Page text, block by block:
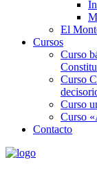
El
Cursos
Curso
Curso
Curso
Curso
Contacto